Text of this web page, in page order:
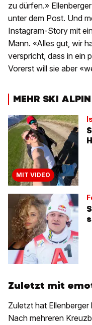
zu dürfen.»
unter dem Post. Und
Instagram-Story mit
Mann. «Alles gut, wir
verspricht, dass in ein
Vorerst will sie aber
MEHR SKI ALPIN
MIT VIDEO
Zuletzt mit
Zuletzt hat
Nach mehreren